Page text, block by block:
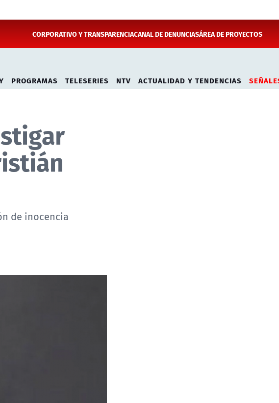
CORPORATIVO Y TRANSPARENCIACANAL DE DENUNCIASÁREA DE PROYECTOS
PROGRAMAS TELESERIES NTV ACTUALIDAD Y TENDENCIAS
de inocencia